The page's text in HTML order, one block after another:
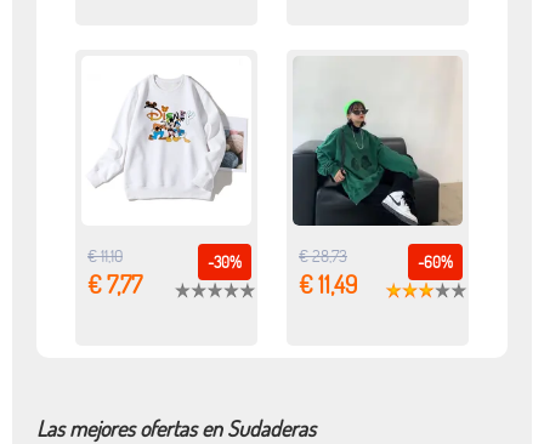
-30%
€ 11,10
€ 7,77
-60%
€ 28,73
€ 11,49
Las mejores ofertas en Sudaderas